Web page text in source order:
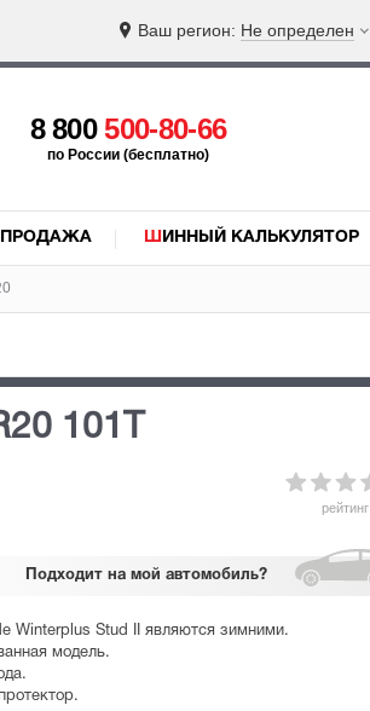
Ваш регион: Не определен
8 800500-80-66
по России (бесплатно)
ШИННЫЙ КАЛЬКУЛЯТОР
101T
рейтинг
Подходит на мой автомобиль?
Winterplus Stud II являются зимними.
модель.